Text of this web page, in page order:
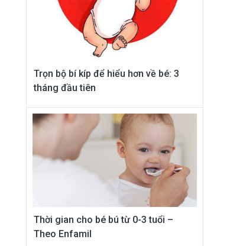
Trọn bộ bí kíp để hiểu hơn về bé: 3
tháng đầu tiên
Thời gian cho bé bú từ 0-3 tuổi –
Theo Enfamil